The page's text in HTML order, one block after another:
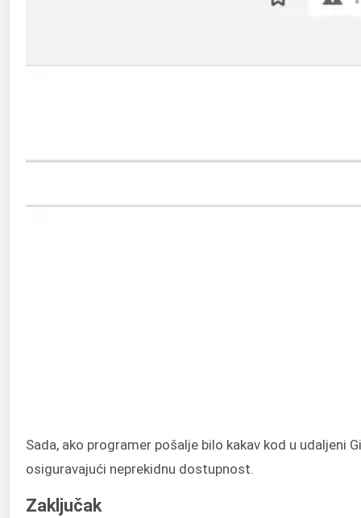
Sada, ako programer pošalje bilo kakav kod u
osiguravajući neprekidnu dostupnost.
Zaključak